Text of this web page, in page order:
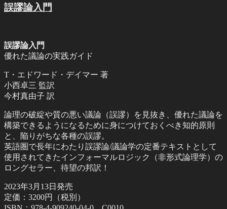
誤謬論入門
誤謬論入門
優れた議論の実践ガイド
T・エドワード・デイマー 著
小西卓三 監訳
今村真由子 訳
論理の破綻や質の悪い議論（誤謬）を見抜き、優れた議論を
構築できるようになるために身につけておくべき知的原則
と、陥りがちな各種の誤謬。
英語圏で長年にわたり誤謬論/議論学の定番テキストとして
使用されてきたインフォーマルロジック（非形式論理学）の
ロングセラー、待望の邦訳！
2023年3月13日発売
定価：3200円（税別）